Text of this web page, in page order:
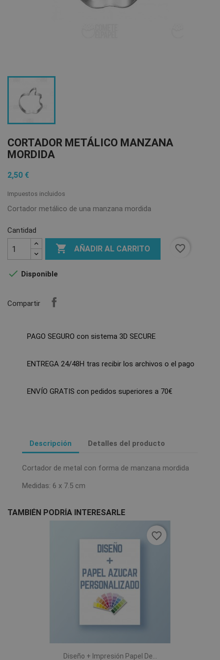
CORTADOR METÁLICO MANZANA
MORDIDA
2,50 €
Impuestos incluidos
Cortador metálico de una manzana mordida
Cantidad
 AÑADIR AL CARRITO favorite_border
 Disponible
Compartir
PAGO SEGURO con sistema 3D SECURE
ENTREGA 24/48H tras recibir los archivos o el pago
ENVÍO GRATIS con pedidos superiores a 70€
Descripción Detalles del producto
Cortador de metal con forma de manzana mordida
Medidas: 6 x 7.5 cm
TAMBIÉN PODRÍA INTERESARLE
Diseño + Impresión Papel De...
favorite_border